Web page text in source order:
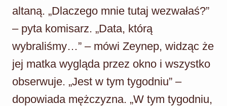
altaną. „Dlaczego mnie tutaj wezwałaś?”
– pyta komisarz. „Data, którą
wybraliśmy…” – mówi Zeynep, widząc że
jej matka wygląda przez okno i wszystko
obserwuje. „Jest w tym tygodniu” –
dopowiada mężczyzna. „W tym tygodniu,